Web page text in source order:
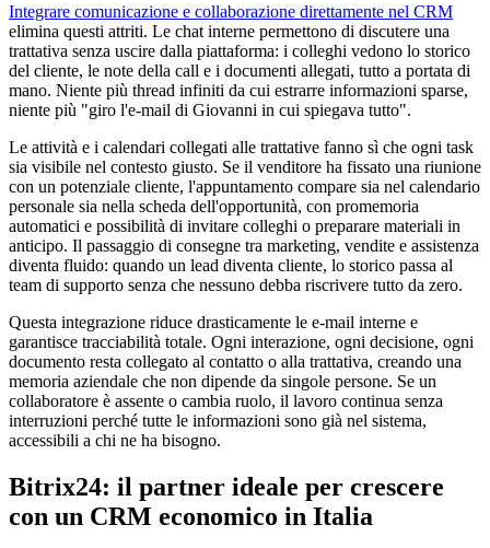
Integrare comunicazione e collaborazione direttamente nel CRM
elimina questi attriti. Le chat interne permettono di discutere una
trattativa senza uscire dalla piattaforma: i colleghi vedono lo storico
del cliente, le note della call e i documenti allegati, tutto a portata di
mano. Niente più thread infiniti da cui estrarre informazioni sparse,
niente più "giro l'e-mail di Giovanni in cui spiegava tutto".
Le attività e i calendari collegati alle trattative fanno sì che ogni task
sia visibile nel contesto giusto. Se il venditore ha fissato una riunione
con un potenziale cliente, l'appuntamento compare sia nel calendario
personale sia nella scheda dell'opportunità, con promemoria
automatici e possibilità di invitare colleghi o preparare materiali in
anticipo. Il passaggio di consegne tra marketing, vendite e assistenza
diventa fluido: quando un lead diventa cliente, lo storico passa al
team di supporto senza che nessuno debba riscrivere tutto da zero.
Questa integrazione riduce drasticamente le e-mail interne e
garantisce tracciabilità totale. Ogni interazione, ogni decisione, ogni
documento resta collegato al contatto o alla trattativa, creando una
memoria aziendale che non dipende da singole persone. Se un
collaboratore è assente o cambia ruolo, il lavoro continua senza
interruzioni perché tutte le informazioni sono già nel sistema,
accessibili a chi ne ha bisogno.
Bitrix24: il partner ideale per crescere
con un CRM economico in Italia